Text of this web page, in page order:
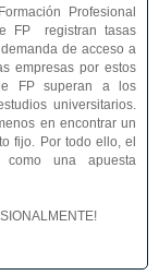
Profesional
FP registran tasas
de acceso a
empresas por estos
FP superan a los
universitarios.
en encontrar un
fijo. Por todo ello, el
como una apuesta